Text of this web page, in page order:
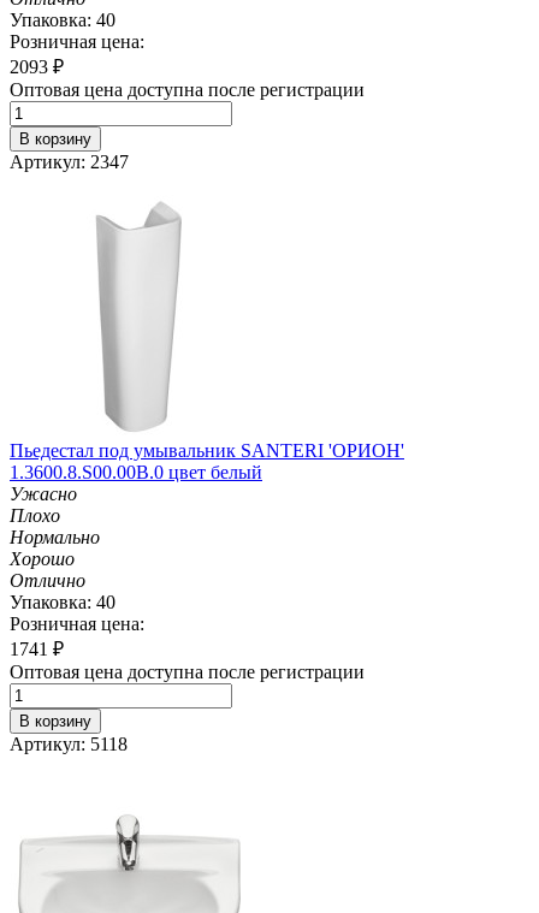
Упаковка: 40
Розничная цена:
2093 ₽
Оптовая цена доступна после регистрации
В корзину
Артикул: 2347
Пьедестал под умывальник SANTERI 'ОРИОН'
1.3600.8.S00.00B.0 цвет белый
Ужасно
Плохо
Нормально
Хорошо
Отлично
Упаковка: 40
Розничная цена:
1741 ₽
Оптовая цена доступна после регистрации
В корзину
Артикул: 5118